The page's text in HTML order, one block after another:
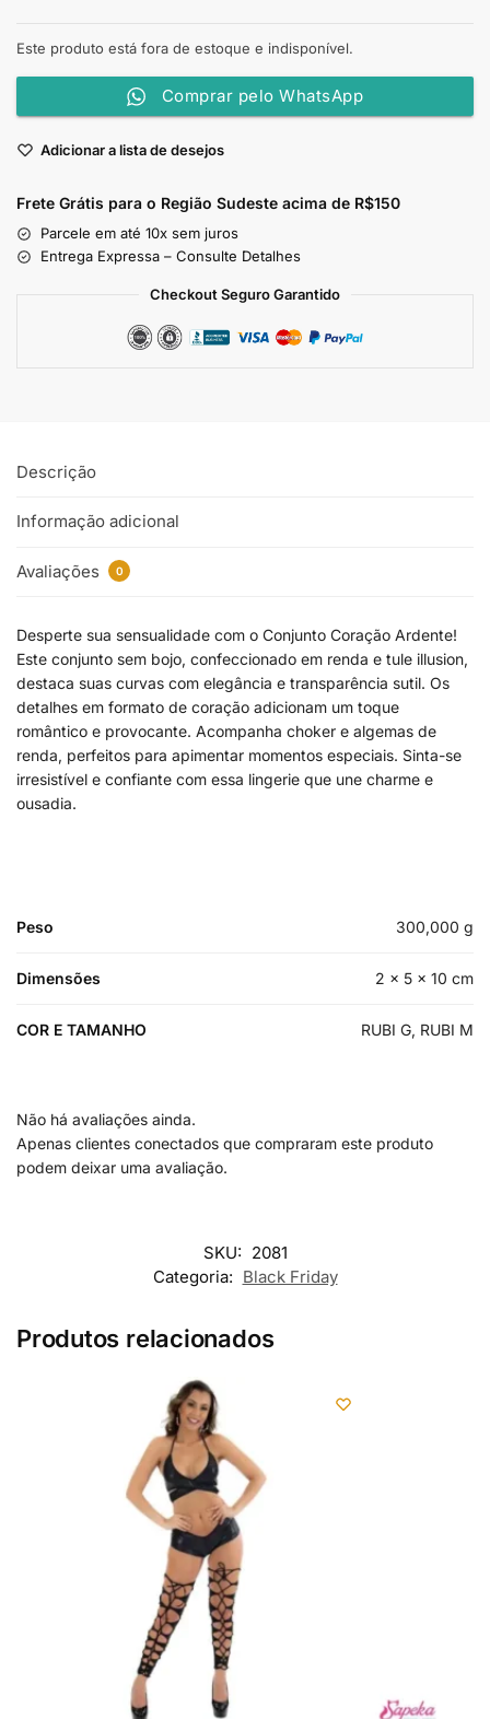
Este produto está fora de estoque e indisponível.
Comprar pelo WhatsApp
Adicionar a lista de desejos
Frete Grátis para o Região Sudeste acima de R$150
Parcele em até 10x sem juros
Entrega Expressa – Consulte Detalhes
Checkout Seguro Garantido
Descrição
Informação adicional
Avaliações 0
Desperte sua sensualidade com o Conjunto Coração Ardente!
Este conjunto sem bojo, confeccionado em renda e tule illusion,
destaca suas curvas com elegância e transparência sutil. Os
detalhes em formato de coração adicionam um toque
romântico e provocante. Acompanha choker e algemas de
renda, perfeitos para apimentar momentos especiais. Sinta-se
irresistível e confiante com essa lingerie que une charme e
ousadia.
Peso 300,000 g
Dimensões 2 × 5 × 10 cm
COR E TAMANHO RUBI G, RUBI M
Não há avaliações ainda.
Apenas clientes conectados que compraram este produto
podem deixar uma avaliação.
SKU: 2081
Categoria: Black Friday
Produtos relacionados